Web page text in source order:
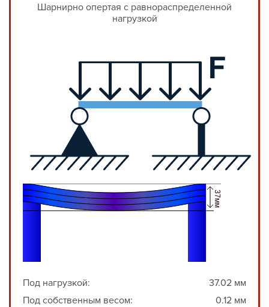
Шарнирно опертая с равнораспределенной
нагрузкой
Под нагрузкой:
37.02 мм
Под собственным весом:
0.12 мм